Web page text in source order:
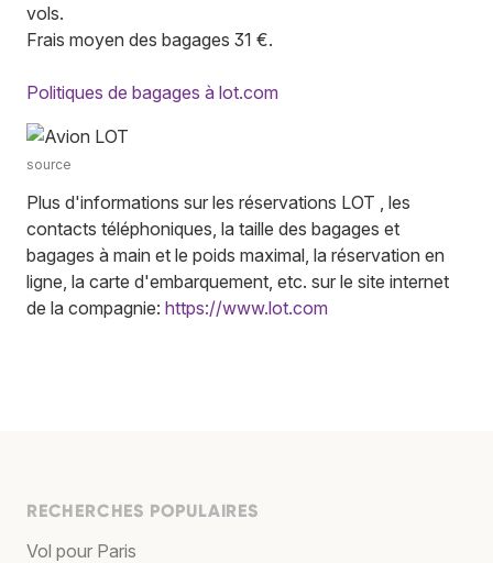
vols.
Frais moyen des bagages 31 €.
Politiques de bagages à lot.com
source
Plus d'informations sur les réservations LOT , les
contacts téléphoniques, la taille des bagages et
bagages à main et le poids maximal, la réservation en
ligne, la carte d'embarquement, etc. sur le site internet
de la compagnie: https://www.lot.com
RECHERCHES POPULAIRES
Vol pour Paris